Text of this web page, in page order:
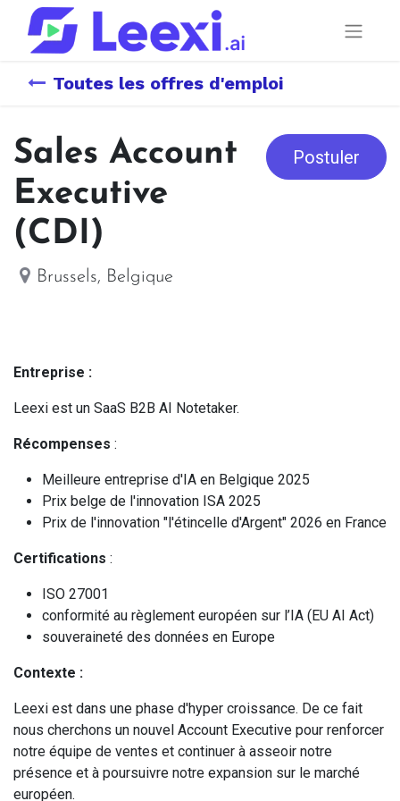
Toutes les offres d'emploi
Postuler
Sales Account
Executive
(CDI)
Brussels, Belgique
Entreprise :
Leexi est un SaaS B2B AI Notetaker.
Récompenses :
Meilleure entreprise d'IA en Belgique 2025
Prix belge de l'innovation ISA 2025
Prix de l'innovation "l'étincelle d'Argent" 2026 en France
Certifications :
ISO 27001
conformité au règlement européen sur l’IA (EU AI Act)
souveraineté des données en Europe
Contexte :
Leexi est dans une phase d'hyper croissance. De ce fait
nous cherchons un nouvel Account Executive pour renforcer
notre équipe de ventes et continuer à asseoir notre
présence et à poursuivre notre expansion sur le marché
européen.